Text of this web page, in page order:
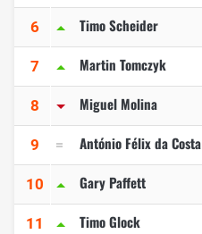
6 Timo Scheider
7 Martin Tomczyk
8 Miguel Molina
9 António Félix da Costa
10 Gary Paffett
11 Timo Glock